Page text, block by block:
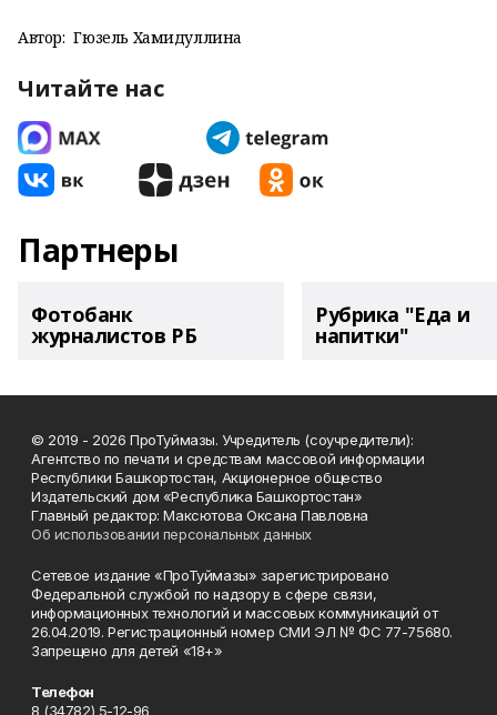
Автор: Гюзель Хамидуллина
Читайте нас
Партнеры
Фотобанк
журналистов РБ
Рубрика "Еда и
напитки"
© 2019 - 2026 ПроТуймазы. Учредитель (соучредители):
Агентство по печати и средствам массовой информации
Республики Башкортостан, Акционерное общество
Издательский дом «Республика Башкортостан»
Главный редактор: Максютова Оксана Павловна
Об использовании персональных данных
Сетевое издание «ПроТуймазы» зарегистрировано
Федеральной службой по надзору в сфере связи,
информационных технологий и массовых коммуникаций от
26.04.2019. Регистрационный номер СМИ ЭЛ № ФС 77-75680.
Запрещено для детей «18+»
Телефон
8 (34782) 5-12-96